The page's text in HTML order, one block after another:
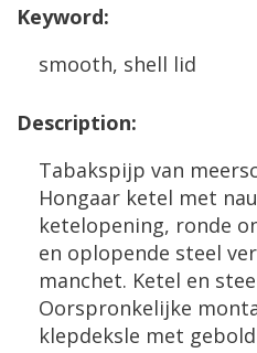
Keyword:
smooth, shell lid
Description:
Tabakspijp van
Hongaar ketel met
ketelopening, ronde
en oplopende steel
manchet. Ketel en
Oorspronkelijke
klepdeksle met gebold